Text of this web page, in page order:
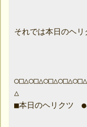
それでは本日のヘリ
△
■本日のヘリクツ　